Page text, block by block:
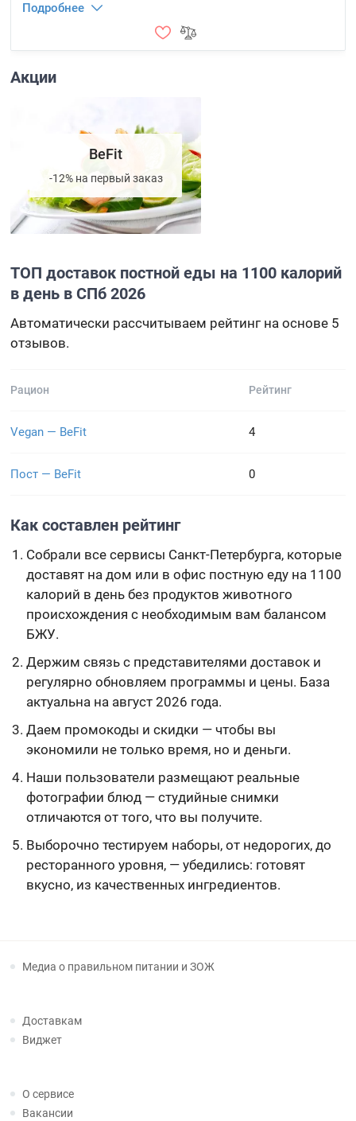
Подробнее
Акции
BeFit
-12% на первый заказ
ТОП доставок постной еды на 1100 калорий
в день в СПб 2026
Автоматически рассчитываем рейтинг на основе 5
отзывов.
Рацион Рейтинг
Vegan — BeFit 4
Пост — BeFit 0
Как составлен рейтинг
Собрали все сервисы Санкт-Петербурга, которые
доставят на дом или в офис постную еду на 1100
калорий в день без продуктов животного
происхождения с необходимым вам балансом
БЖУ.
Держим связь с представителями доставок и
регулярно обновляем программы и цены. База
актуальна на август 2026 года.
Даем промокоды и скидки — чтобы вы
экономили не только время, но и деньги.
Наши пользователи размещают реальные
фотографии блюд — студийные снимки
отличаются от того, что вы получите.
Выборочно тестируем наборы, от недорогих, до
ресторанного уровня, — убедились: готовят
вкусно, из качественных ингредиентов.
Медиа о правильном питании и ЗОЖ
Доставкам
Виджет
О сервисе
Вакансии